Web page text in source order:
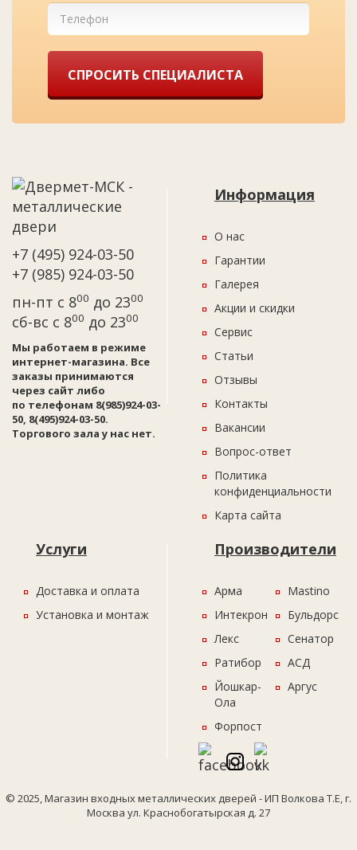
СПРОСИТЬ СПЕЦИАЛИСТА
+7 (495) 924-03-50
+7 (985) 924-03-50
пн-пт с 800 до 2300
сб-вс с 800 до 2300
Мы работаем в режиме
интернет-магазина. Все
заказы принимаются
через сайт либо
по телефонам 8(985)924-03-
50, 8(495)924-03-50.
Торгового зала у нас нет.
Информация
О нас
Гарантии
Галерея
Акции и скидки
Сервис
Статьи
Отзывы
Контакты
Вакансии
Вопрос-ответ
Политика
конфиденциальности
Карта сайта
Услуги
Доставка и оплата
Установка и монтаж
Производители
Арма
Интекрон
Лекс
Ратибор
Йошкар-
Ола
Форпост
Mastino
Бульдорс
Сенатор
АСД
Аргус
© 2025, Магазин входных металлических дверей - ИП Волкова Т.Е, г.
Москва ул. Краснобогатырская д. 27